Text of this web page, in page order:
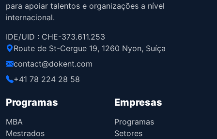
para apoiar talentos e organizações a nível
internacional.
IDE/UID : CHE-373.611.253
Route de St-Cergue 19, 1260 Nyon, Suíça
contact@dokent.com
+41 78 224 28 58
Programas
MBA
Mestrados
Empresas
Programas
Setores